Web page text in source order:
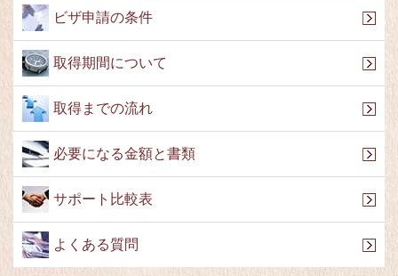
ビザ申請の条件
取得期間について
取得までの流れ
必要になる金額と書類
サポート比較表
よくある質問